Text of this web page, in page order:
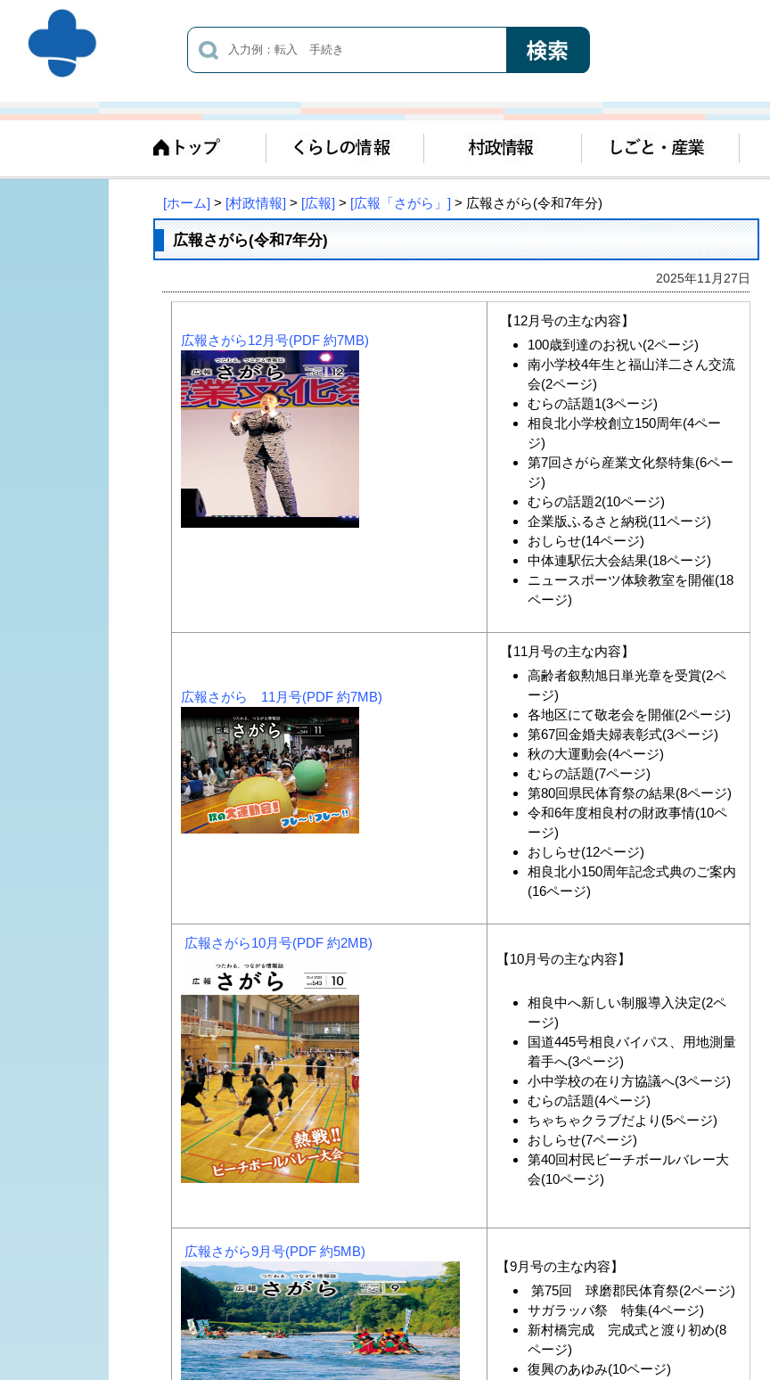
[ホーム] > [村政情報] > [広報] > [広報「さがら」] > 広報さがら(令和7年分)
広報さがら(令和7年分)
2025年11月27日
広報さがら12月号(PDF 約7MB)
【12月号の主な内容】
100歳到達のお祝い(2ページ)
南小学校4年生と福山洋二さん交流
会(2ページ)
むらの話題1(3ページ)
相良北小学校創立150周年(4ペー
ジ)
第7回さがら産業文化祭特集(6ペー
ジ)
むらの話題2(10ページ)
企業版ふるさと納税(11ページ)
おしらせ(14ページ)
中体連駅伝大会結果(18ページ)
ニュースポーツ体験教室を開催(18
ページ)
広報さがら 11月号(PDF 約7MB)
【11月号の主な内容】
高齢者叙勲旭日単光章を受賞(2ペ
ージ)
各地区にて敬老会を開催(2ページ)
第67回金婚夫婦表彰式(3ページ)
秋の大運動会(4ページ)
むらの話題(7ページ)
第80回県民体育祭の結果(8ページ)
令和6年度相良村の財政事情(10ペ
ージ)
おしらせ(12ページ)
相良北小150周年記念式典のご案内
(16ページ)
広報さがら10月号(PDF 約2MB)
【10月号の主な内容】
相良中へ新しい制服導入決定(2ペ
ージ)
国道445号相良バイパス、用地測量
着手へ(3ページ)
小中学校の在り方協議へ(3ページ)
むらの話題(4ページ)
ちゃちゃクラブだより(5ページ)
おしらせ(7ページ)
第40回村民ビーチボールバレー大
会(10ページ)
広報さがら9月号(PDF 約5MB)
【9月号の主な内容】
第75回 球磨郡民体育祭(2ページ)
サガラッパ祭 特集(4ページ)
新村橋完成 完成式と渡り初め(8
ページ)
復興のあゆみ(10ページ)